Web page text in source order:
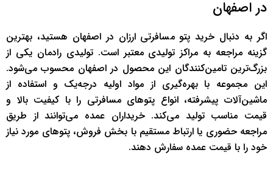
در اصفهان
اگر به دنبال خرید پتو مسافرتی ارزان در اصفهان هستید، بهترین
گزینه مراجعه به مراکز تولیدی معتبر است. تولیدی رادمان یکی از
بزرگ‌ترین تامین‌کنندگان این محصول در اصفهان محسوب می‌شود.
این مجموعه با بهره‌گیری از مواد اولیه درجه‌یک و استفاده از
ماشین‌آلات پیشرفته، انواع پتوهای مسافرتی را با کیفیت بالا و
قیمت مناسب تولید می‌کند. خریداران عمده می‌توانند از طریق
مراجعه حضوری یا ارتباط مستقیم با بخش فروش، پتوهای مورد نیاز
خود را با قیمت عمده سفارش دهند.